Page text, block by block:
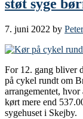
støt syge
7. juni 2022 by
For 12. gang bliver
på cykel rundt om
arrangementet, hvor
kørt mere end
sygehuset i Skejby.